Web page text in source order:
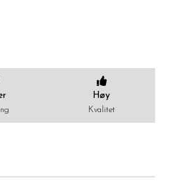
Høy
Kvalitet